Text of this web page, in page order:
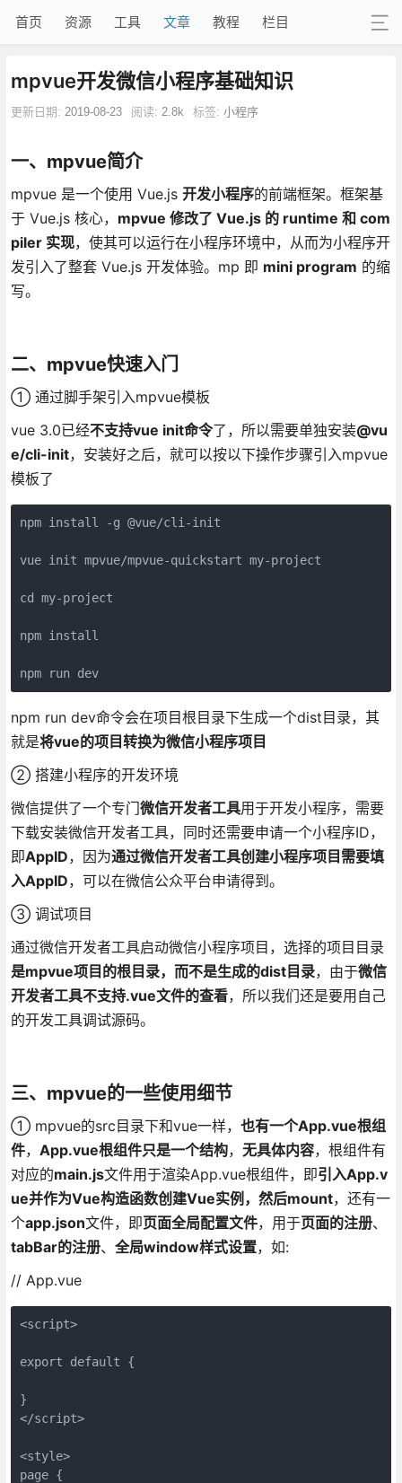
首页 资源 工具 文章 教程 栏目
mpvue开发微信小程序基础知识
更新日期: 2019-08-23 阅读: 2.8k 标签: 小程序
一、mpvue简介
mpvue 是一个使用 Vue.js 开发小程序的前端框架。框架基
于 Vue.js 核心， mpvue 修改了 Vue.js 的 runtime 和 com
piler 实现，使其可以运行在小程序环境中，从而为小程序开
发引入了整套 Vue.js 开发体验。mp 即 mini program 的缩
写。
二、mpvue快速入门
① 通过脚手架引入mpvue模板
vue 3.0已经不支持vue init命令了，所以需要单独安装@vu
e/cli-init，安装好之后，就可以按以下操作步骤引入mpvue
模板了
npm install -g @vue/cli-init
vue init mpvue/mpvue-quickstart my-project
cd my-project
npm install
npm run dev
npm run dev命令会在项目根目录下生成一个dist目录，其
就是将vue的项目转换为微信小程序项目
② 搭建小程序的开发环境
微信提供了一个专门微信开发者工具用于开发小程序，需要
下载安装微信开发者工具，同时还需要申请一个小程序ID，
即AppID，因为通过微信开发者工具创建小程序项目需要填
入AppID，可以在微信公众平台申请得到。
③ 调试项目
通过微信开发者工具启动微信小程序项目，选择的项目目录
是mpvue项目的根目录，而不是生成的dist目录，由于微信
开发者工具不支持.vue文件的查看，所以我们还是要用自己
的开发工具调试源码。
三、mpvue的一些使用细节
① mpvue的src目录下和vue一样， 也有一个App.vue根组
件， App.vue根组件只是一个结构， 无具体内容，根组件有
对应的main.js文件用于渲染App.vue根组件，即引入App.v
ue并作为Vue构造函数创建Vue实例，然后mount，还有一
个app.json文件，即页面全局配置文件，用于页面的注册、
tabBar的注册、 全局window样式设置，如:
// App.vue
<script>
export default {
}
</script>
<style>
page {